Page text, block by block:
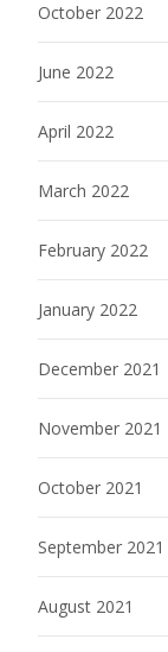
October 2022
June 2022
April 2022
March 2022
February 2022
January 2022
December 2021
November 2021
October 2021
September 2021
August 2021